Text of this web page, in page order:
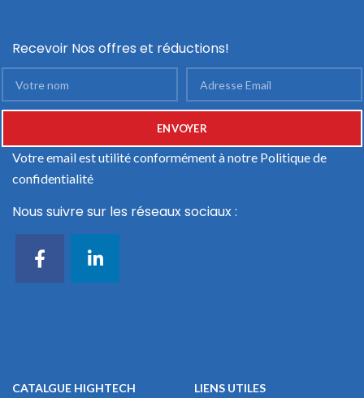
Recevoir Nos offres et réductions!
Votre email est utilité conformément à notre Politique de
confidentialité
Nous suivre sur les réseaux sociaux :
CATALGUE HIGHTECH
LIENS UTILES